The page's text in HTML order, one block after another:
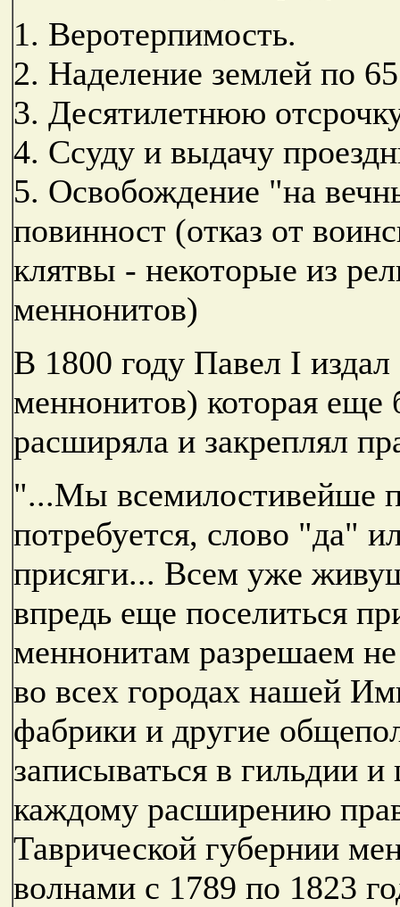
1. Веротерпимость.
2. Наделение землей по
3. Десятилетнюю
4. Ссуду и выдачу
5. Освобождение "на
повинност (отказ от
клятвы - некоторые из
меннонитов)
В 1800 году Павел I
меннонитов) которая еще
расширяла и закреплял
"...Мы всемилостивейше
потребуется, слово "да"
присяги... Всeм уже
впредь еще поселиться
меннонитам разрешаем
во всех городах нашей
фабрики и другие
записываться в гильдии
каждому расширению
Таврической губернии
волнами с 1789 по 1823